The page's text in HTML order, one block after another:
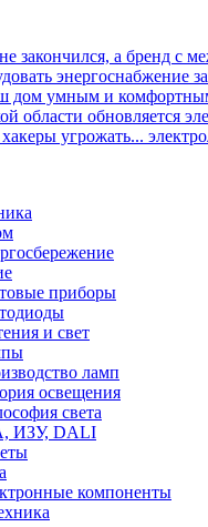
закончился, а бренд с
энергоснабжение
дом умным и
области обновляется
угрожать...
приборы
и свет
ламп
освещения
света
ИЗУ, DALI
компоненты